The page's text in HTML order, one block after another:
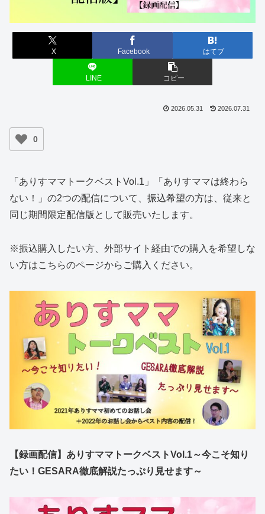
X Facebook はてブ
LINE コピー
2026.05.31 2026.07.31
0
「ありすママトークベストVol.1」「ありすママは終わら
ない！」の2つの配信について、振込希望の方は、従来と
同じ期間限定配信版として販売いたします。
※振込購入したい方、外部サイト経由での購入を希望しな
い方はこちらのページからご購入ください。
【録画配信】ありすママトークベストVol.1～今こそ知り
たい！GESARA徹底解説たっぷり見せます～